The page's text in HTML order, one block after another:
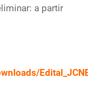
a partir